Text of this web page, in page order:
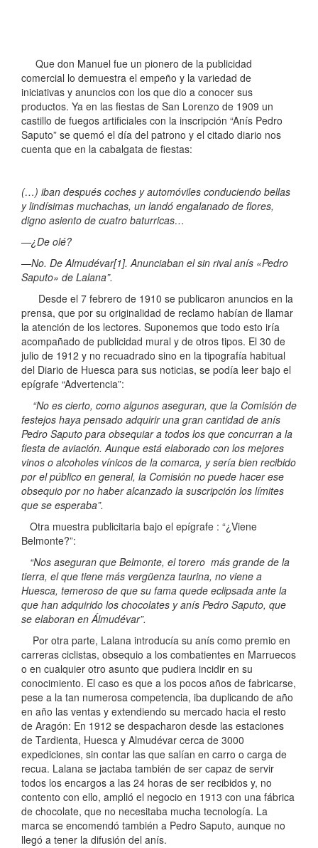
Que don Manuel fue un pionero de la publicidad
comercial lo demuestra el empeño y la variedad de
iniciativas y anuncios con los que dio a conocer sus
productos. Ya en las fiestas de San Lorenzo de 1909 un
castillo de fuegos artificiales con la inscripción “Anís Pedro
Saputo” se quemó el día del patrono y el citado diario nos
cuenta que en la cabalgata de fiestas:
(…) iban después coches y automóviles conduciendo bellas
y lindísimas muchachas, un landó engalanado de flores,
digno asiento de cuatro baturricas…
—¿De olé?
—No. De Almudévar[1]. Anunciaban el sin rival anís «Pedro
Saputo» de Lalana”.
Desde el 7 febrero de 1910 se publicaron anuncios en la
prensa, que por su originalidad de reclamo habían de llamar
la atención de los lectores. Suponemos que todo esto iría
acompañado de publicidad mural y de otros tipos. El 30 de
julio de 1912 y no recuadrado sino en la tipografía habitual
del Diario de Huesca para sus noticias, se podía leer bajo el
epígrafe “Advertencia”:
“No es cierto, como algunos aseguran, que la Comisión de
festejos haya pensado adquirir una gran cantidad de anís
Pedro Saputo para obsequiar a todos los que concurran a la
fiesta de aviación. Aunque está elaborado con los mejores
vinos o alcoholes vínicos de la comarca, y sería bien recibido
por el público en general, la Comisión no puede hacer ese
obsequio por no haber alcanzado la suscripción los límites
que se esperaba”.
Otra muestra publicitaria bajo el epígrafe : “¿Viene
Belmonte?”:
“Nos aseguran que Belmonte, el torero más grande de la
tierra, el que tiene más vergüenza taurina, no viene a
Huesca, temeroso de que su fama quede eclipsada ante la
que han adquirido los chocolates y anís Pedro Saputo, que
se elaboran en Álmudévar”.
Por otra parte, Lalana introducía su anís como premio en
carreras ciclistas, obsequio a los combatientes en Marruecos
o en cualquier otro asunto que pudiera incidir en su
conocimiento. El caso es que a los pocos años de fabricarse,
pese a la tan numerosa competencia, iba duplicando de año
en año las ventas y extendiendo su mercado hacia el resto
de Aragón: En 1912 se despacharon desde las estaciones
de Tardienta, Huesca y Almudévar cerca de 3000
expediciones, sin contar las que salían en carro o carga de
recua. Lalana se jactaba también de ser capaz de servir
todos los encargos a las 24 horas de ser recibidos y, no
contento con ello, amplió el negocio en 1913 con una fábrica
de chocolate, que no necesitaba mucha tecnología. La
marca se encomendó también a Pedro Saputo, aunque no
llegó a tener la difusión del anís.